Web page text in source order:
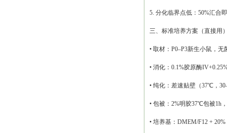
5. 分化临界点低：50%汇合
三、标准培养方案（直接用
• 取材：P0–P3新生小鼠，
• 消化：0.1%胶原酶
• 纯化：差速贴壁（37℃，
• 包被：2%明胶37℃包被1h
• 培养基：DMEM/F12 +